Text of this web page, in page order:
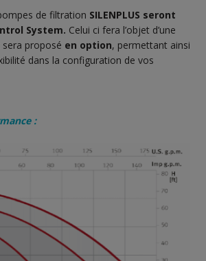
de filtration SILENPLUS seront
System. Celui ci fera l’objet d’une
proposé en option, permettant ainsi
dans la configuration de vos
: